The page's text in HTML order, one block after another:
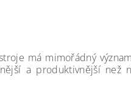
má mimořádný
a produktivnější než